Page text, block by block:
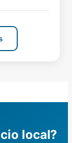
local?